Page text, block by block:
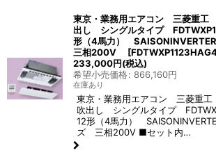
東京・業務用エアコン 三菱重工
出し シングルタイプ
形（4馬力）
三相200V
[
233,000円(税込)
希望小売価格: 866,160円
在庫あり
東京・業務用エアコン 三菱重
吹出し シングルタイプ
12形（4馬力）
ズ 三相200V ■セット内…